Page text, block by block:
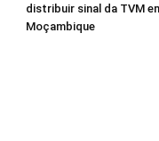
distribuir sinal da TVM
Moçambique